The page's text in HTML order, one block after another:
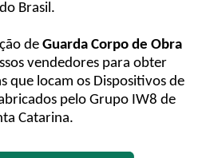
do Brasil.
de Guarda Corpo de Obra
vendedores para obter
que locam os Dispositivos de
pelo Grupo IW8 de
Catarina.